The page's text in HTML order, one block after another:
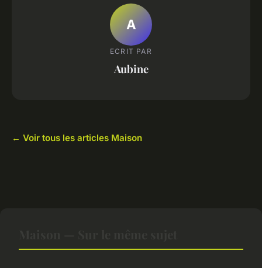
A
ECRIT PAR
Aubine
← Voir tous les articles Maison